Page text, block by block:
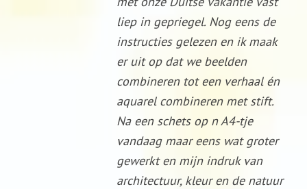
liep in gepriegel. Nog eens de
instructies gelezen en ik maak
er uit op dat we beelden
combineren tot een verhaal én
aquarel combineren met stift.
Na een schets op n A4-tje
vandaag maar eens wat groter
gewerkt en mijn indruk van
architectuur, kleur en de natuur